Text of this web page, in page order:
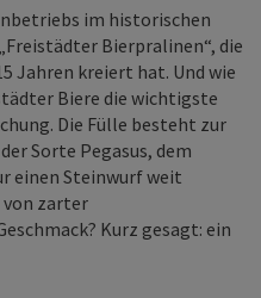
im historischen
Bierpralinen“, die
Jahren kreiert hat. Und wie
Biere die wichtigste
Die Fülle besteht zur
Sorte Pegasus, dem
einen Steinwurf weit
zarter
Kurz gesagt: ein